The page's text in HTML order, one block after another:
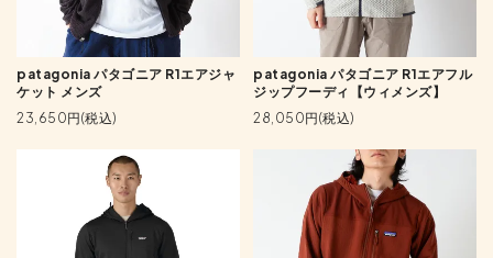
patagonia パタゴニア R1エアジャ
ケット メンズ
23,650円(税込)
patagonia パタゴニア R1エアフル
ジップフーディ【ウィメンズ】
28,050円(税込)